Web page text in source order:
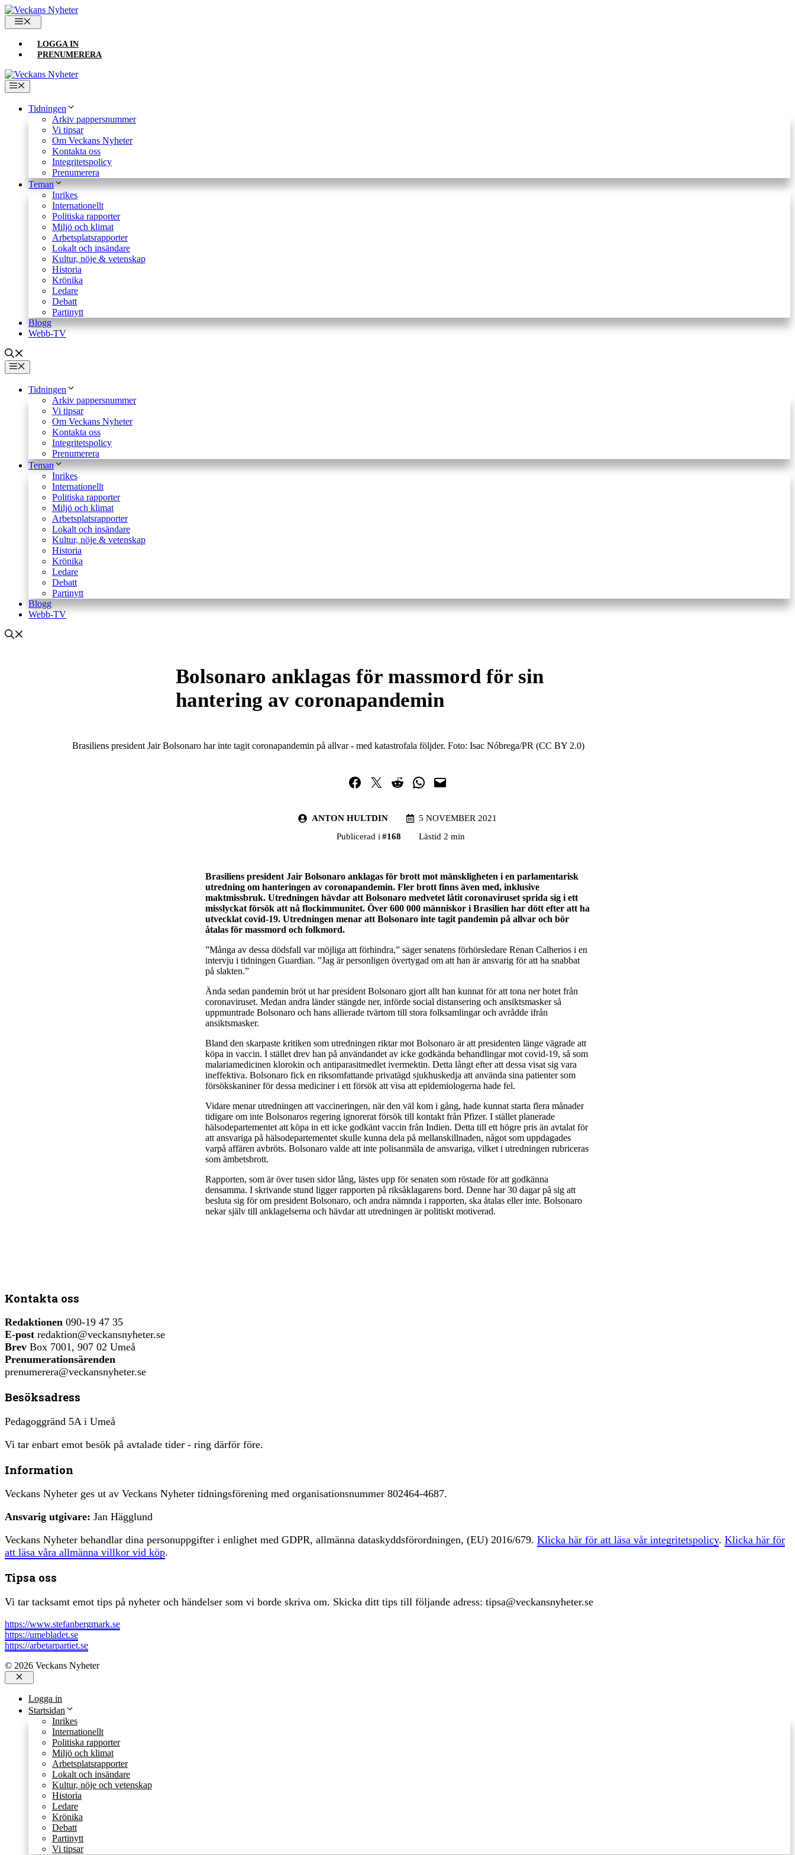
Hoppa
till
innehåll
LOGGA IN
PRENUMERERA
Meny
Tidningen
Arkiv pappersnummer
Vi tipsar
Om Veckans Nyheter
Kontakta oss
Integritetspolicy
Prenumerera
Teman
Inrikes
Internationellt
Politiska rapporter
Miljö och klimat
Arbetsplatsrapporter
Lokalt och insändare
Kultur, nöje & vetenskap
Historia
Krönika
Ledare
Debatt
Partinytt
Blogg
Webb-TV
Meny
Tidningen
Arkiv pappersnummer
Vi tipsar
Om Veckans Nyheter
Kontakta oss
Integritetspolicy
Prenumerera
Teman
Inrikes
Internationellt
Politiska rapporter
Miljö och klimat
Arbetsplatsrapporter
Lokalt och insändare
Kultur, nöje & vetenskap
Historia
Krönika
Ledare
Debatt
Partinytt
Blogg
Webb-TV
Bolsonaro anklagas för massmord för sin
hantering av coronapandemin
Brasiliens president Jair Bolsonaro har inte tagit coronapandemin på allvar - med katastrofala följder. Foto: Isac Nóbrega/PR (CC BY 2.0)
Dela på Facebook
Dela på TwitterDela på RedditDela i WhatsApp
Maila en länk
ANTON HULTDIN
5 NOVEMBER 2021
Publicerad i #168 Lästid 2 min
Brasiliens president Jair Bolsonaro anklagas för brott mot mänskligheten i en parlamentarisk
utredning om hanteringen av coronapandemin. Fler brott finns även med, inklusive
maktmissbruk. Utredningen hävdar att Bolsonaro medvetet låtit coronaviruset sprida sig i ett
misslyckat försök att nå flockimmunitet. Över 600 000 människor i Brasilien har dött efter att ha
utvecklat covid-19. Utredningen menar att Bolsonaro inte tagit pandemin på allvar och bör
åtalas för massmord och folkmord.
”Många av dessa dödsfall var möjliga att förhindra,” säger senatens förhörsledare Renan Calherios i en
intervju i tidningen Guardian. ”Jag är personligen övertygad om att han är ansvarig för att ha snabbat
på slakten.”
Ända sedan pandemin bröt ut har president Bolsonaro gjort allt han kunnat för att tona ner hotet från
coronaviruset. Medan andra länder stängde ner, införde social distansering och ansiktsmasker så
uppmuntrade Bolsonaro och hans allierade tvärtom till stora folksamlingar och avrådde ifrån
ansiktsmasker.
Bland den skarpaste kritiken som utredningen riktar mot Bolsonaro är att presidenten länge vägrade att
köpa in vaccin. I stället drev han på användandet av icke godkända behandlingar mot covid-19, så som
malariamedicinen klorokin och antiparasitmedlet ivermektin. Detta långt efter att dessa visat sig vara
ineffektiva. Bolsonaro fick en riksomfattande privatägd sjukhuskedja att använda sina patienter som
försökskaniner för dessa mediciner i ett försök att visa att epidemiologerna hade fel.
Vidare menar utredningen att vaccineringen, när den väl kom i gång, hade kunnat starta flera månader
tidigare om inte Bolsonaros regering ignorerat försök till kontakt från Pfizer. I stället planerade
hälsodepartementet att köpa in ett icke godkänt vaccin från Indien. Detta till ett högre pris än avtalat för
att ansvariga på hälsodepartementet skulle kunna dela på mellanskillnaden, något som uppdagades
varpå affären avbröts. Bolsonaro valde att inte polisanmäla de ansvariga, vilket i utredningen rubriceras
som ämbetsbrott.
Rapporten, som är över tusen sidor lång, lästes upp för senaten som röstade för att godkänna
densamma. I skrivande stund ligger rapporten på riksåklagarens bord. Denne har 30 dagar på sig att
besluta sig för om president Bolsonaro, och andra nämnda i rapporten, ska åtalas eller inte. Bolsonaro
nekar själv till anklagelserna och hävdar att utredningen är politiskt motiverad.
Kontakta oss
Redaktionen 090-19 47 35
E-post redaktion@veckansnyheter.se
Brev Box 7001, 907 02 Umeå
Prenumerationsärenden
prenumerera@veckansnyheter.se
Besöksadress
Pedagoggränd 5A i Umeå
Vi tar enbart emot besök på avtalade tider - ring därför före.
Information
Veckans Nyheter ges ut av Veckans Nyheter tidningsförening med organisationsnummer 802464-4687.
Ansvarig utgivare: Jan Hägglund
Veckans Nyheter behandlar dina personuppgifter i enlighet med GDPR, allmänna dataskyddsförordningen, (EU) 2016/679. Klicka här för att läsa vår integritetspolicy. Klicka här för
att läsa våra allmänna villkor vid köp.
Tipsa oss
Vi tar tacksamt emot tips på nyheter och händelser som vi borde skriva om. Skicka ditt tips till följande adress: tipsa@veckansnyheter.se
https://www.stefanbergmark.se
https://umebladet.se
https://arbetarpartiet.se
© 2026 Veckans Nyheter
Stäng
Logga in
Startsidan
Inrikes
Internationellt
Politiska rapporter
Miljö och klimat
Arbetsplatsrapporter
Lokalt och insändare
Kultur, nöje och vetenskap
Historia
Ledare
Krönika
Debatt
Partinytt
Vi tipsar